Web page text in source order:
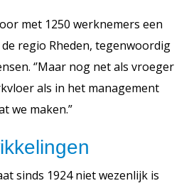
met 1250 werknemers een
regio Rheden, tegenwoordig
‘’Maar nog net als vroeger
als in het management
we maken.”
sinds 1924 niet wezenlijk is